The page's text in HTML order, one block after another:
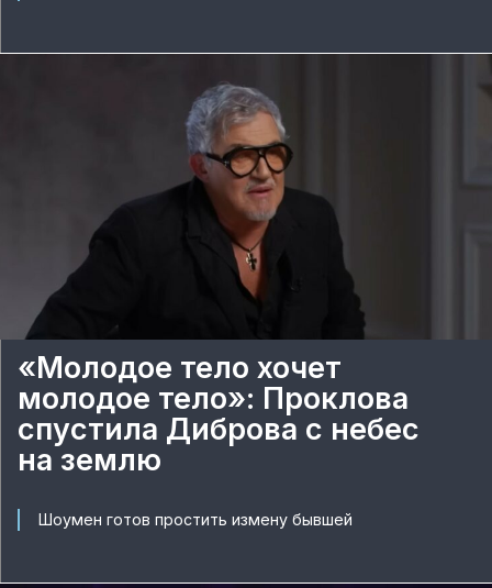
«Молодое тело хочет
молодое тело»: Проклова
спустила Диброва с небес
на землю
Шоумен готов простить измену бывшей